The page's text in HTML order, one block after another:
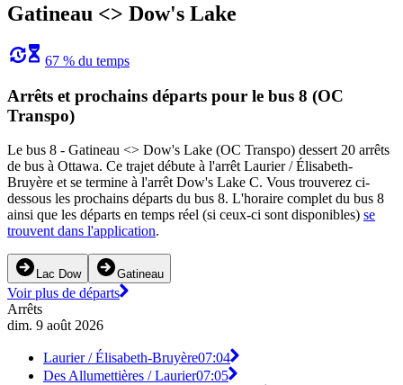
Gatineau <​> Dow's Lake
67 % du temps
Arrêts et prochains départs pour le bus 8 (OC
Transpo)
Le bus 8 - Gatineau <​> Dow's Lake (OC Transpo) dessert 20 arrêts
de bus à Ottawa. Ce trajet débute à l'arrêt Laurier / Élisabeth-
Bruyère et se termine à l'arrêt Dow's Lake C. Vous trouverez ci-
dessous les prochains départs du bus 8. L'horaire complet du bus 8
ainsi que les départs en temps réel (si ceux-ci sont disponibles) se
trouvent dans l'application.
Lac Dow Gatineau
Voir plus de départs
Arrêts
dim. 9 août 2026
Laurier / Élisabeth-Bruyère07:04
Des Allumettières / Laurier07:05